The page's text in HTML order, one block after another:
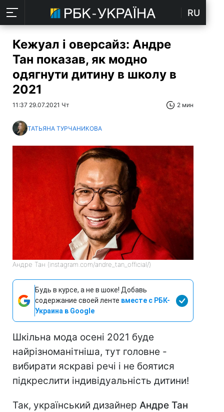
RU
Кежуал і оверсайз: Андре
Тан показав, як модно
одягнути дитину в школу в
2021
11:37 29.07.2021 Чт 2 мин
ТАТЬЯНА ТУРЧАНИКОВА
Андре Тан (instagram.com/andre_tan_official/)
Будь в курсе, а не в шоке! Добавь
содержание своей ленте вместе с РБК-
Украина в Google
Шкільна мода осені 2021 буде
найрізноманітніша, тут головне -
вибирати яскраві речі і не боятися
підкреслити індивідуальність дитини!
Так, український дизайнер Андре Тан